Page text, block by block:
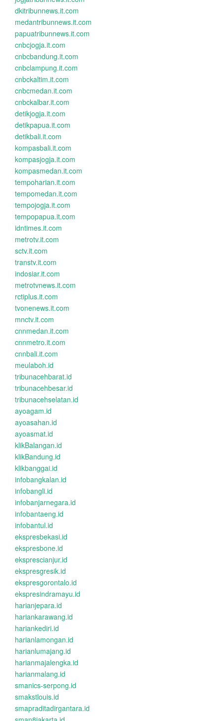
dkitribunnews.it.com
medantribunnews.it.com
papuatribunnews.it.com
cnbcjogja.it.com
cnbcbandung.it.com
cnbclampung.it.com
cnbckaltim.it.com
cnbcmedan.it.com
cnbckalbar.it.com
detikjogja.it.com
detikpapua.it.com
detikbali.it.com
kompasbali.it.com
kompasjogja.it.com
kompasmedan.it.com
tempoharian.it.com
tempomedan.it.com
tempojogja.it.com
tempopapua.it.com
idntimes.it.com
metrotv.it.com
sctv.it.com
transtv.it.com
indosiar.it.com
metrotvnews.it.com
rctiplus.it.com
tvonenews.it.com
mnctv.it.com
cnnmedan.it.com
cnnmetro.it.com
cnnbali.it.com
meulaboh.id
tribunacehbarat.id
tribunacehbesar.id
tribunacehselatan.id
ayoagam.id
ayoasahan.id
ayoasmat.id
klikBalangan.id
klikBandung.id
klikbanggai.id
infobangkalan.id
infobangli.id
infobanjarnegara.id
infobantaeng.id
infobantul.id
ekspresbekasi.id
ekspresbone.id
eksprescianjur.id
ekspresgresik.id
ekspresgorontalo.id
ekspresindramayu.id
harianjepara.id
hariankarawang.id
hariankediri.id
harianlamongan.id
harianlumajang.id
harianmajalengka.id
harianmalang.id
smanics-serpong.id
smakstlouis.id
smapraditadirgantara.id